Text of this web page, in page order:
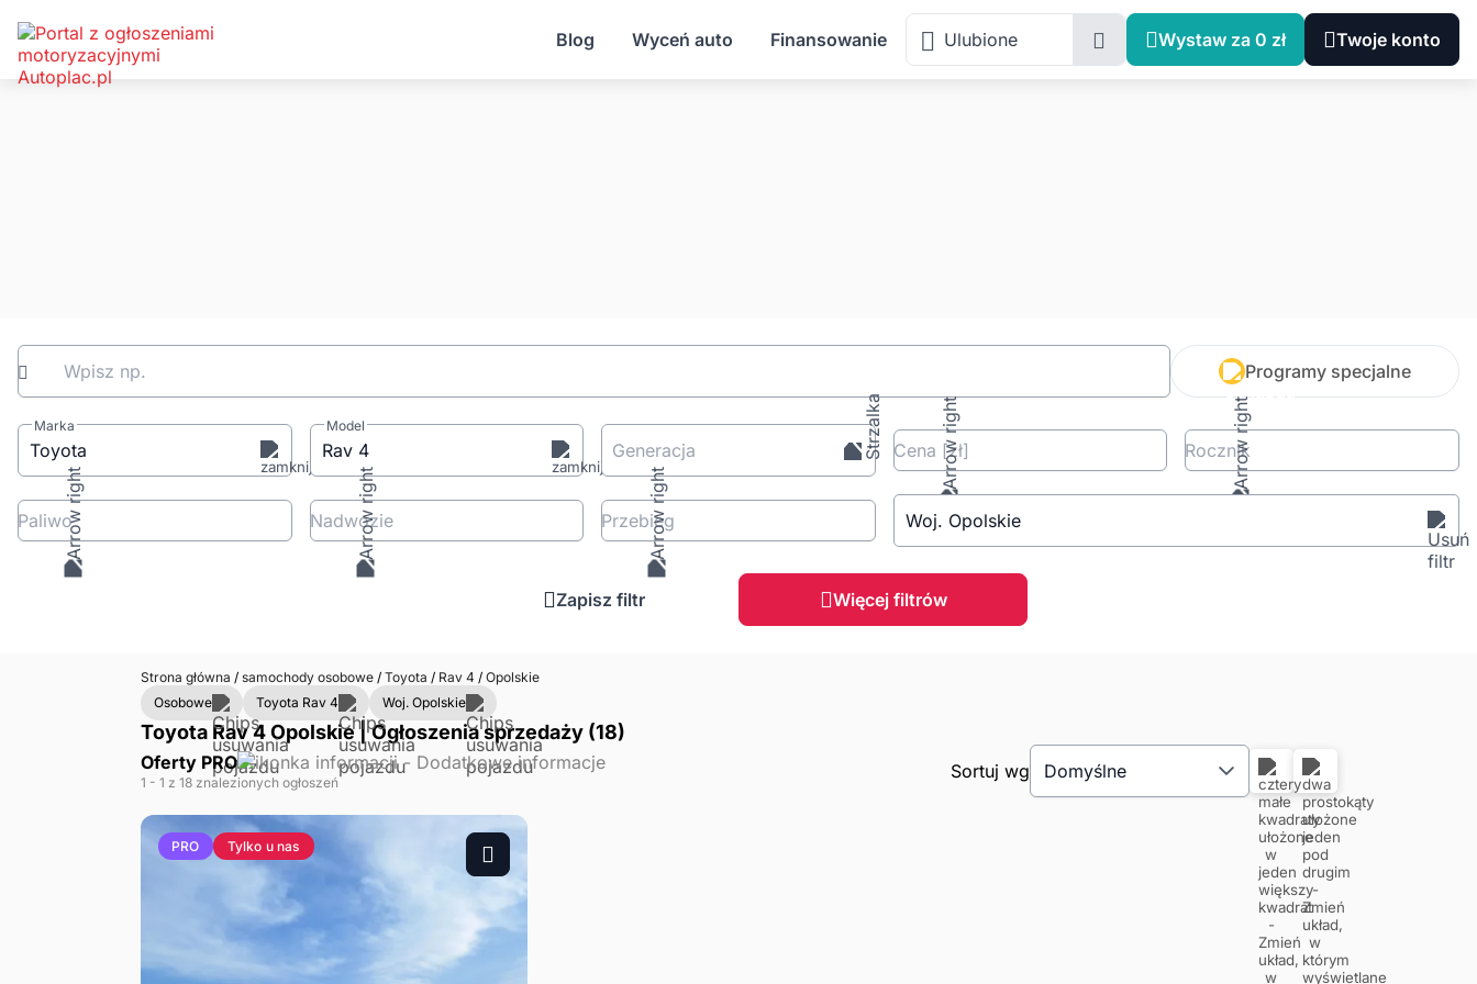
Blog Wyceń auto Finansowanie Ulubione Wystaw za 0 zł Twoje konto
Wpisz np. Programy specjalne
Marka
Toyota
Model
Rav 4 Generacja Cena [zł] Rocznik
Paliwo Nadwozie Przebieg Woj. Opolskie
Zapisz filtr Więcej filtrów
Strona główna /samochody osobowe /Toyota /Rav 4 /Opolskie
Osobowe
Toyota Rav 4 Woj. Opolskie
Toyota Rav 4 Opolskie | Ogłoszenia sprzedaży (18)
Oferty PRO
1 - 1 z 18 znalezionych ogłoszeń
Sortuj wg Domyślne
PRO Tylko u nas